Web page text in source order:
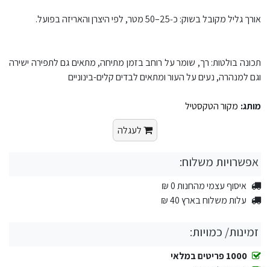
אורך גליל מקובל בשוק: כ‑25–50 מטר, לפי היצרן והאריזה בפועל.
תכונה בולטות: רך, שומר על רוחב בזמן מתיחה, מתאים גם לתפירה ישירה
וגם למנהרה, נעים על העור ומתאים לבדים קלים-בינוניים
מותג: מקור הטקסטיל
לעגלה
אפשרויות משלוח:
איסוף עצמי מהחנות 0 ₪
עלות משלוח בארץ 40 ₪
זמינות/ כמויות:
1000 פריטים במלאי